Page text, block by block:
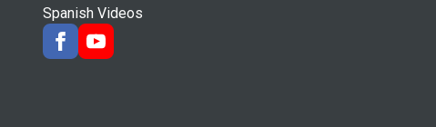
Spanish Videos